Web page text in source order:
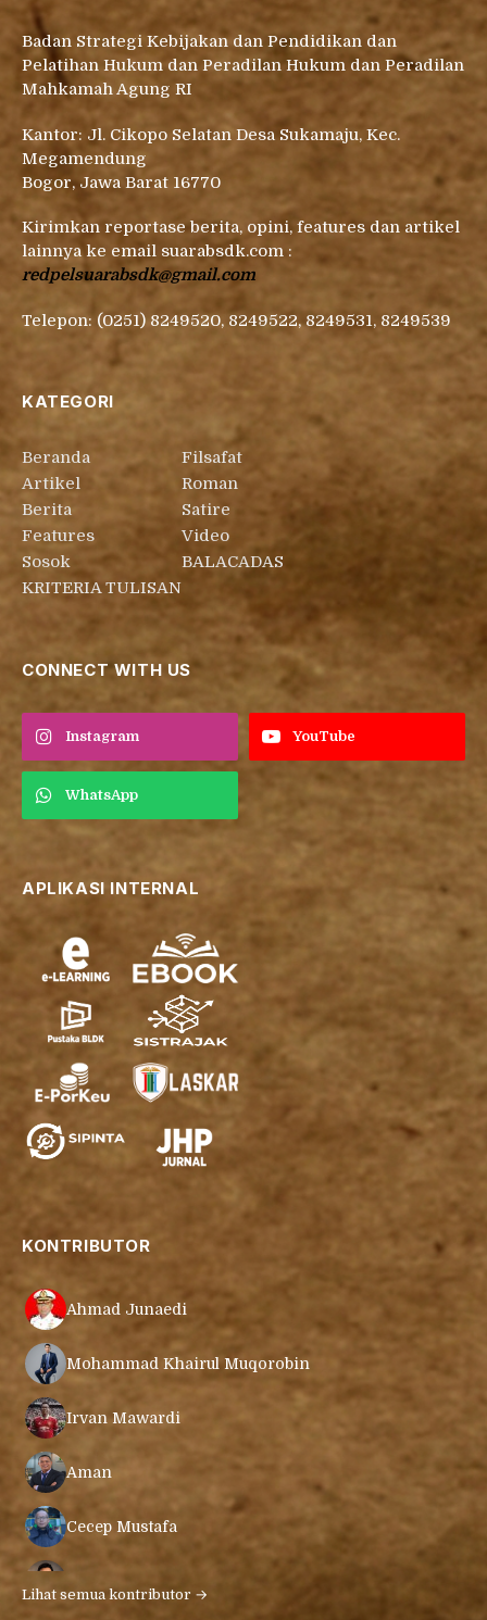
Badan Strategi Kebijakan dan Pendidikan dan
Pelatihan Hukum dan Peradilan Hukum dan Peradilan
Mahkamah Agung RI
Kantor: Jl. Cikopo Selatan Desa Sukamaju, Kec.
Megamendung
Bogor, Jawa Barat 16770
Kirimkan reportase berita, opini, features dan artikel
lainnya ke email suarabsdk.com :
redpelsuarabsdk@gmail.com
Telepon: (0251) 8249520, 8249522, 8249531, 8249539
KATEGORI
Beranda
Artikel
Berita
Features
Sosok
KRITERIA TULISAN
Filsafat
Roman
Satire
Video
BALACADAS
CONNECT WITH US
Instagram YouTube
WhatsApp
APLIKASI INTERNAL
KONTRIBUTOR
Ahmad Junaedi
Mohammad Khairul Muqorobin
Irvan Mawardi
Aman
Cecep Mustafa
Lihat semua kontributor →